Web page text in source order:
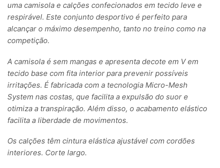
uma camisola e calções confecionados em tecido leve e
respirável. Este conjunto desportivo é perfeito para
alcançar o máximo desempenho, tanto no treino como na
competição.
A camisola é sem mangas e apresenta decote em V em
tecido base com fita interior para prevenir possíveis
irritações. É fabricada com a tecnologia Micro-Mesh
System nas costas, que facilita a expulsão do suor e
otimiza a transpiração. Além disso, o acabamento elástico
facilita a liberdade de movimentos.
Os calções têm cintura elástica ajustável com cordões
interiores. Corte largo.